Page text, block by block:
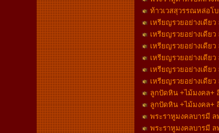
ท้าวเวสสุวรรณหล่อโ
เหรียญรวยอย่างเดีย
เหรียญรวยอย่างเดีย
เหรียญรวยอย่างเดีย
เหรียญรวยอย่างเดีย
เหรียญรวยอย่างเดีย
เหรียญรวยอย่างเดีย
ลูกปัดหิน +ไม้มงคล+
ลูกปัดหิน +ไม้มงคล+
พระราหูมงคลบารมี
พระราหูมงคลบารมี